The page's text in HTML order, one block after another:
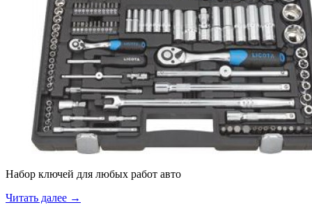
Набор ключей для любых работ авто
Читать далее →